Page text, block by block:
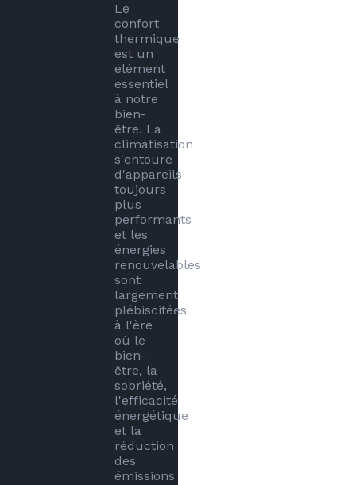
Le
confort
thermique
est un
élément
essentiel
à notre
bien-
être. La
climatisation
s'entoure
d'appareils
toujours
plus
performants
et les
énergies
renouvelables
sont
largement
plébiscitées
à l'ère
où le
bien-
être, la
sobriété,
l'efficacité
énergétique
et la
réduction
des
émissions